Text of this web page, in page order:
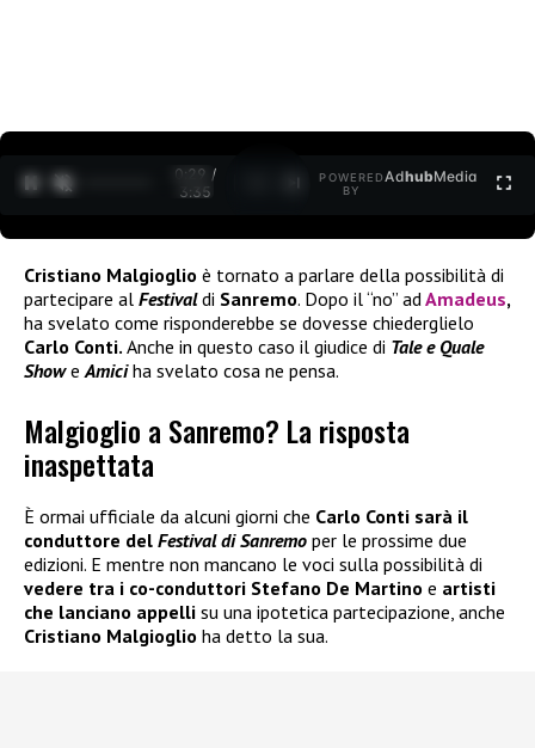
0:30 /
3:35
POWERED
BY
AdhubMedia
Cristiano Malgioglio è tornato a parlare della possibilità di
partecipare al Festivaldi Sanremo. Dopo il “no” ad Amadeus,
ha svelato come risponderebbe se dovesse chiederglielo
Carlo Conti. Anche in questo caso il giudice di Tale e Quale
Showe Amiciha svelato cosa ne pensa.
Malgioglio a Sanremo? La risposta
inaspettata
È ormai ufficiale da alcuni giorni che Carlo Conti sarà il
conduttore del Festival di Sanremo per le prossime due
edizioni. E mentre non mancano le voci sulla possibilità di
vedere tra i co-conduttori Stefano De Martino e artisti
che lanciano appelli su una ipotetica partecipazione, anche
Cristiano Malgioglio ha detto la sua.